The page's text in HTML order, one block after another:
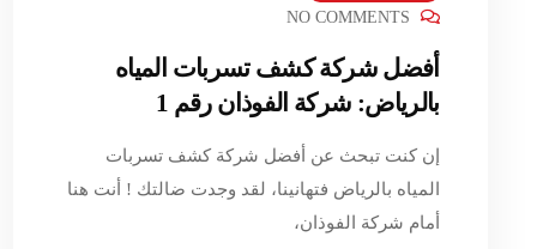
NO COMMENTS
أفضل شركة كشف تسربات المياه
بالرياض: شركة الفوذان رقم 1
إن كنت تبحث عن أفضل شركة كشف تسربات
المياه بالرياض فتهانينا، لقد وجدت ضالتك ! أنت هنا
أمام شركة الفوذان،